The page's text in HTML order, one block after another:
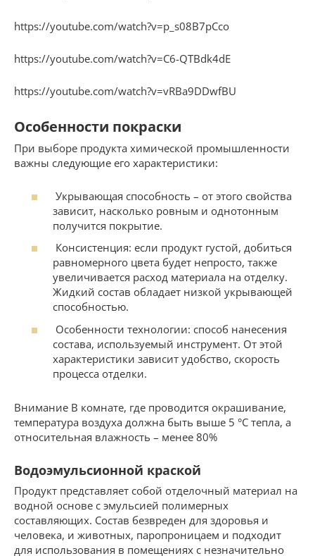
https://youtube.com/watch?v=p_s08B7pCco
https://youtube.com/watch?v=C6-QTBdk4dE
https://youtube.com/watch?v=vRBa9DDwfBU
Особенности покраски
При выборе продукта химической промышленности
важны следующие его характеристики:
Укрывающая способность – от этого свойства
зависит, насколько ровным и однотонным
получится покрытие.
Консистенция: если продукт густой, добиться
равномерного цвета будет непросто, также
увеличивается расход материала на отделку.
Жидкий состав обладает низкой укрывающей
способностью.
Особенности технологии: способ нанесения
состава, используемый инструмент. От этой
характеристики зависит удобство, скорость
процесса отделки.
Внимание В комнате, где проводится окрашивание,
температура воздуха должна быть выше 5 °С тепла, а
относительная влажность – менее 80%
Водоэмульсионной краской
Продукт представляет собой отделочный материал на
водной основе с эмульсией полимерных
составляющих. Состав безвреден для здоровья и
человека, и животных, паропроницаем и подходит
для использования в помещениях с незначительно